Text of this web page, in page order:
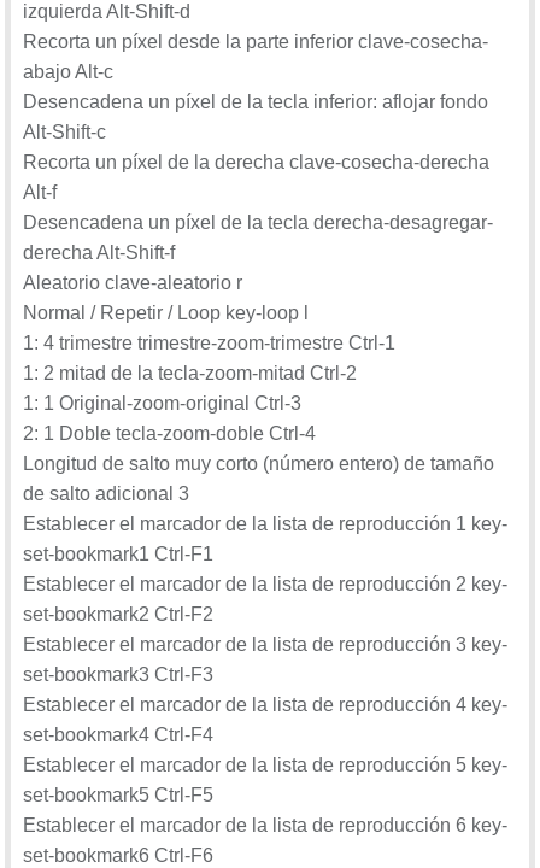
izquierda Alt-Shift-d
Recorta un píxel desde la parte inferior clave-cosecha-
abajo Alt-c
Desencadena un píxel de la tecla inferior: aflojar fondo
Alt-Shift-c
Recorta un píxel de la derecha clave-cosecha-derecha
Alt-f
Desencadena un píxel de la tecla derecha-desagregar-
derecha Alt-Shift-f
Aleatorio clave-aleatorio r
Normal / Repetir / Loop key-loop l
1: 4 trimestre trimestre-zoom-trimestre Ctrl-1
1: 2 mitad de la tecla-zoom-mitad Ctrl-2
1: 1 Original-zoom-original Ctrl-3
2: 1 Doble tecla-zoom-doble Ctrl-4
Longitud de salto muy corto (número entero) de tamaño
de salto adicional 3
Establecer el marcador de la lista de reproducción 1 key-
set-bookmark1 Ctrl-F1
Establecer el marcador de la lista de reproducción 2 key-
set-bookmark2 Ctrl-F2
Establecer el marcador de la lista de reproducción 3 key-
set-bookmark3 Ctrl-F3
Establecer el marcador de la lista de reproducción 4 key-
set-bookmark4 Ctrl-F4
Establecer el marcador de la lista de reproducción 5 key-
set-bookmark5 Ctrl-F5
Establecer el marcador de la lista de reproducción 6 key-
set-bookmark6 Ctrl-F6